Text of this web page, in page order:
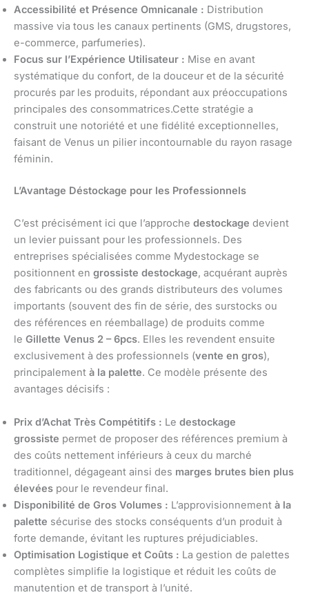
Accessibilité et Présence Omnicanale : Distribution
massive via tous les canaux pertinents (GMS, drugstores,
e-commerce, parfumeries).
Focus sur l’Expérience Utilisateur : Mise en avant
systématique du confort, de la douceur et de la sécurité
procurés par les produits, répondant aux préoccupations
principales des consommatrices.Cette stratégie a
construit une notoriété et une fidélité exceptionnelles,
faisant de Venus un pilier incontournable du rayon rasage
féminin.
L’Avantage Déstockage pour les Professionnels
C’est précisément ici que l’approche destockage devient
un levier puissant pour les professionnels. Des
entreprises spécialisées comme Mydestockage se
positionnent en grossiste destockage, acquérant auprès
des fabricants ou des grands distributeurs des volumes
importants (souvent des fin de série, des surstocks ou
des références en réemballage) de produits comme
le Gillette Venus 2 – 6pcs. Elles les revendent ensuite
exclusivement à des professionnels (vente en gros),
principalement à la palette. Ce modèle présente des
avantages décisifs :
Prix d’Achat Très Compétitifs : Le destockage
grossiste permet de proposer des références premium à
des coûts nettement inférieurs à ceux du marché
traditionnel, dégageant ainsi des marges brutes bien plus
élevées pour le revendeur final.
Disponibilité de Gros Volumes : L’approvisionnement à la
palette sécurise des stocks conséquents d’un produit à
forte demande, évitant les ruptures préjudiciables.
Optimisation Logistique et Coûts : La gestion de palettes
complètes simplifie la logistique et réduit les coûts de
manutention et de transport à l’unité.